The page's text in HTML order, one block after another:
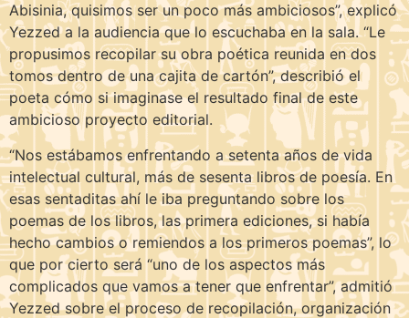
Abisinia, quisimos ser un poco más ambiciosos”, explicó
Yezzed a la audiencia que lo escuchaba en la sala. “Le
propusimos recopilar su obra poética reunida en dos
tomos dentro de una cajita de cartón”, describió el
poeta cómo si imaginase el resultado final de este
ambicioso proyecto editorial.
“Nos estábamos enfrentando a setenta años de vida
intelectual cultural, más de sesenta libros de poesía. En
esas sentaditas ahí le iba preguntando sobre los
poemas de los libros, las primera ediciones, si había
hecho cambios o remiendos a los primeros poemas”, lo
que por cierto será “uno de los aspectos más
complicados que vamos a tener que enfrentar”, admitió
Yezzed sobre el proceso de recopilación, organización